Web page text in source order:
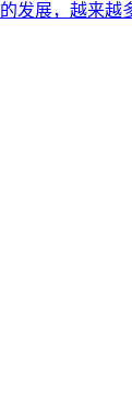
发展，越来